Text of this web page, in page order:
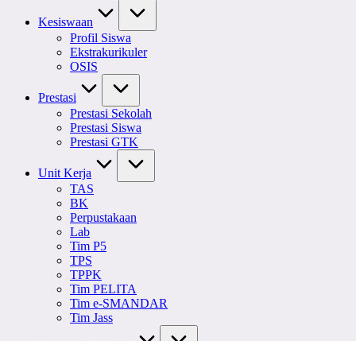
Kesiswaan
Profil Siswa
Ekstrakurikuler
OSIS
Prestasi
Prestasi Sekolah
Prestasi Siswa
Prestasi GTK
Unit Kerja
TAS
BK
Perpustakaan
Lab
Tim P5
TPS
TPPK
Tim PELITA
Tim e-SMANDAR
Tim Jass